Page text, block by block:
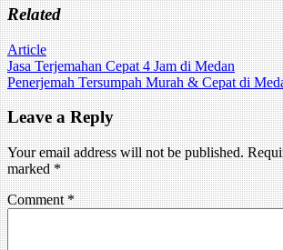
Related
Article
Post
navigation
Jasa Terjemahan Cepat 4 Jam di Medan
Penerjemah Tersumpah Murah & Cepat di
Leave a Reply
Your email address will not be published.
marked*
Comment*